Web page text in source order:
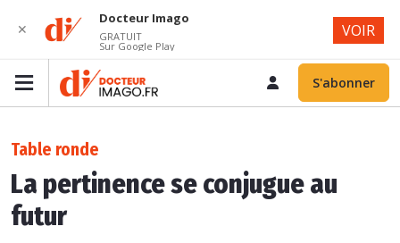
S'abonner
Table ronde
La pertinence se conjugue au
futur
✕
Docteur Imago
GRATUIT
Sur Google Play
VOIR